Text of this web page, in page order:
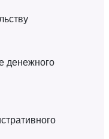
денежного